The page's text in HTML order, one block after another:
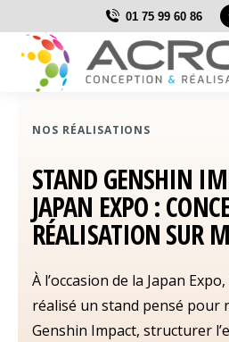
01 75 99 60 86
NOS RÉALISATIONS
STAND GENSHIN
JAPAN EXPO :
RÉALISATION SUR
À l’occasion de la Japan
réalisé un stand pensé pour
Genshin Impact, structurer